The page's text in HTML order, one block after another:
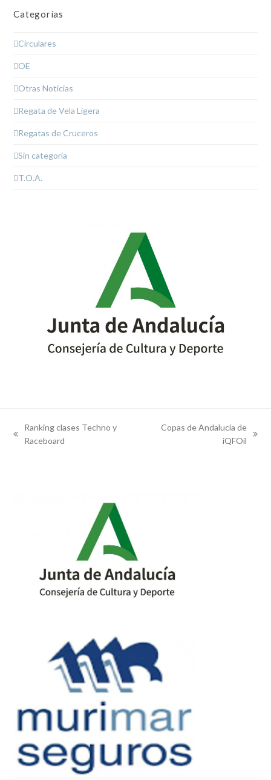
Categorías
Circulares
OE
Otras Noticias
Regata de Vela Ligera
Regatas de Cruceros
Sin categoría
T.O.A.
previous
Ranking clases Techno y
Raceboard
Copas de Andalucía de
iQFOil